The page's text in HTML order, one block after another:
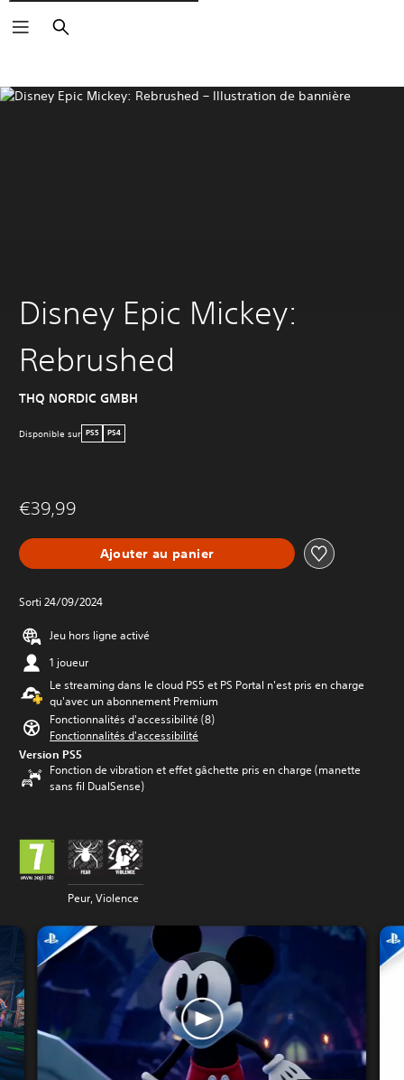
Rechercher
Disney Epic Mickey:
Rebrushed
THQ NORDIC GMBH
Disponible sur PS5 PS4
€39,99
Ajouter au panier
Sorti 24/09/2024
Jeu hors ligne activé
1 joueur
Le streaming dans le cloud PS5 et PS Portal n'est pris en charge
qu'avec un abonnement Premium
Fonctionnalités d'accessibilité (8)
Fonctionnalités d'accessibilité
Version PS5
Fonction de vibration et effet gâchette pris en charge (manette
sans fil DualSense)
Peur, Violence